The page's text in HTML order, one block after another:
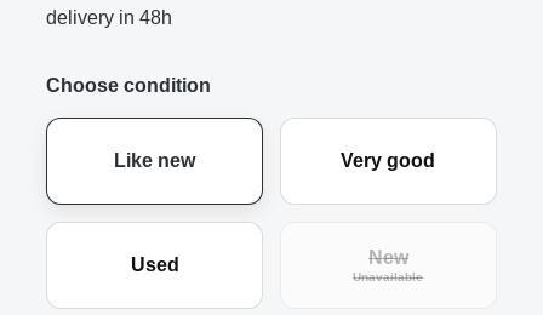
delivery in 48h
Choose condition
Like new Very good
Used New
Unavailable(This option is